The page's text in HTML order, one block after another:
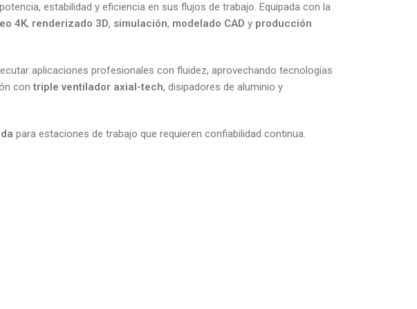
estabilidad y eficiencia en sus flujos de trabajo. Equipada con la
4K, renderizado 3D, simulación, modelado CAD y producción
aplicaciones profesionales con fluidez, aprovechando tecnologías
contriple ventilador axial-tech, disipadores de aluminio y
para estaciones de trabajo que requieren confiabilidad continua.